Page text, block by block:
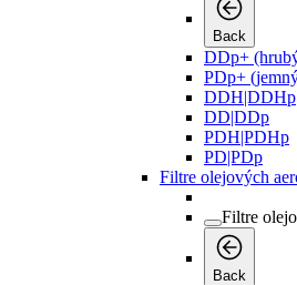
Back
DDp+
PDp+
DDH|DDHp
DD|DDp
PDH|PDHp
PD|PDp
Filtre olejových
Filtre
Back